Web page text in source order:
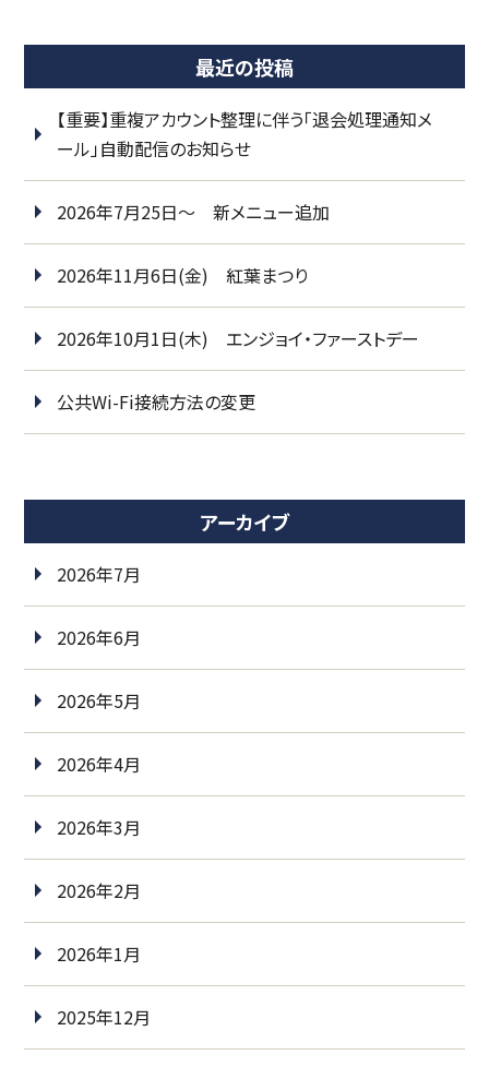
最近の投稿
【重要】重複アカウント整理に伴う「退会処理通知メ
ール」自動配信のお知らせ
2026年7月25日～ 新メニュー追加
2026年11月6日(金) 紅葉まつり
2026年10月1日(木) エンジョイ・ファーストデー
公共Wi-Fi接続方法の変更
アーカイブ
2026年7月
2026年6月
2026年5月
2026年4月
2026年3月
2026年2月
2026年1月
2025年12月